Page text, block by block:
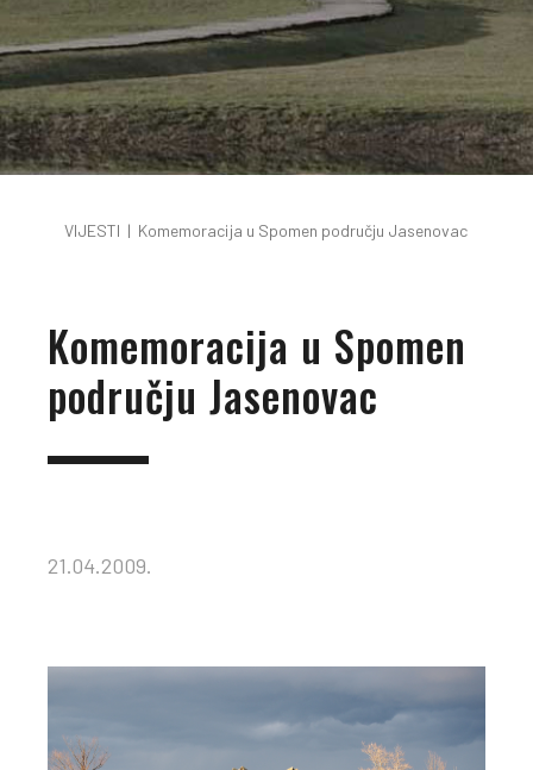
VIJESTI | Komemoracija u Spomen području Jasenovac
Komemoracija u Spomen
području Jasenovac
21.04.2009.